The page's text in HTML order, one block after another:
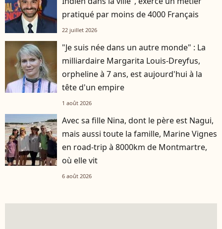
pratiqué par moins de 4000 Français
22 juillet 2026
"Je suis née dans un autre monde" : La
milliardaire Margarita Louis-Dreyfus,
orpheline à 7 ans, est aujourd'hui à la
tête d'un empire
1 août 2026
Avec sa fille Nina, dont le père est Nagui,
mais aussi toute la famille, Marine Vignes
en road-trip à 8000km de Montmartre,
où elle vit
6 août 2026